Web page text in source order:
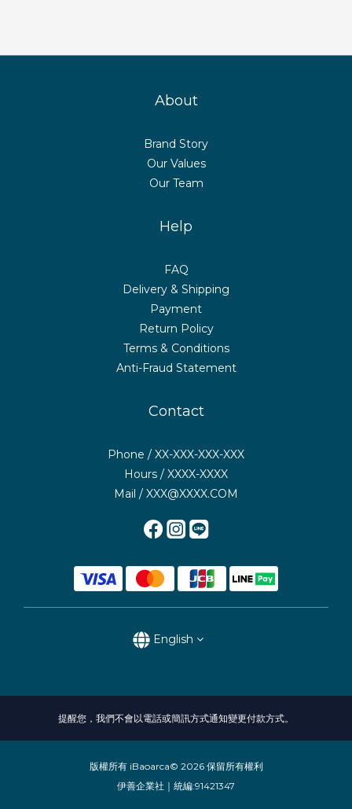
About
Brand Story
Our Values
Our Team
Help
FAQ
Delivery & Shipping
Payment
Return Policy
Terms & Conditions
Anti-Fraud Statement
Contact
Phone / XX-XXX-XXX-XXX
Hours / XXXX-XXXX
Mail / XXX@XXXX.COM
English
提醒您，我們不會以電話或簡訊方式通知變更付款方式。
版權所有 iBaoarca© 2026 保留所有權利
伊善企業社｜統編:91421347